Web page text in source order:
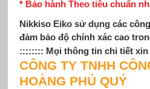
* Bảo hành Theo tiêu chuẩn
Nikkiso Eiko sử dụng các
đảm bảo độ chính xác cao
:::::::: Mọi thông tin chi tiết xin
CÔNG TY TNHH
HOÀNG PHÚ QUÝ